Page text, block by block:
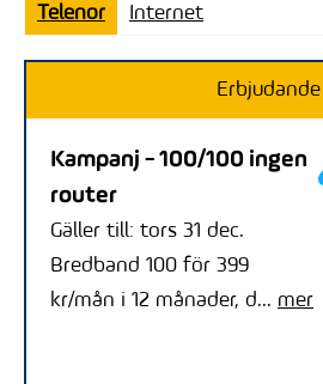
Telenor Internet
Erbjudande
Kampanj - 100/100 ingen
router
Gäller till: tors 31 dec.
Bredband 100 för 399
kr/mån i 12 månader, d... mer